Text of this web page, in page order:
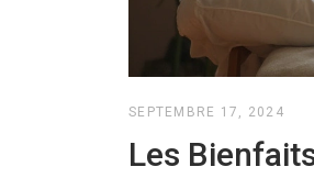
SEPTEMBRE 17, 2024
Les